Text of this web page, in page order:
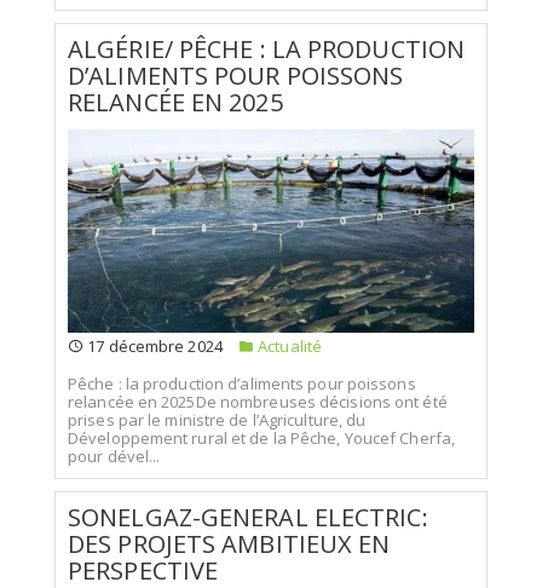
ALGÉRIE/ PÊCHE : LA PRODUCTION
D’ALIMENTS POUR POISSONS
RELANCÉE EN 2025
17 décembre 2024
Actualité
Pêche : la production d’aliments pour poissons
relancée en 2025De nombreuses décisions ont été
prises par le ministre de l’Agriculture, du
Développement rural et de la Pêche, Youcef Cherfa,
pour dével...
SONELGAZ-GENERAL ELECTRIC:
DES PROJETS AMBITIEUX EN
PERSPECTIVE